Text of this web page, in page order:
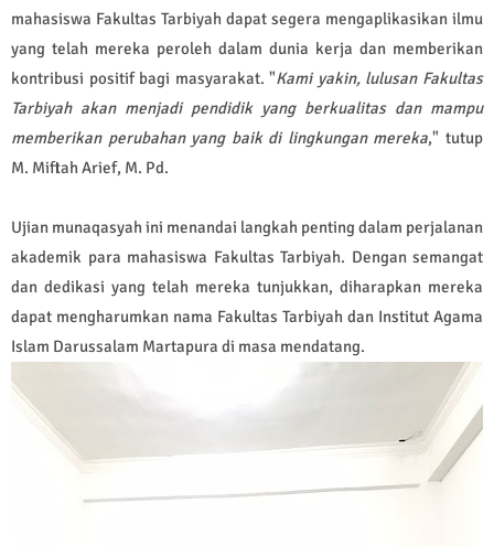
mahasiswa Fakultas Tarbiyah dapat segera mengaplikasikan ilmu
yang telah mereka peroleh dalam dunia kerja dan memberikan
kontribusi positif bagi masyarakat. "Kami yakin, lulusan Fakultas
Tarbiyah akan menjadi pendidik yang berkualitas dan mampu
memberikan perubahan yang baik di lingkungan mereka," tutup
M. Miftah Arief, M. Pd.
Ujian munaqasyah ini menandai langkah penting dalam perjalanan
akademik para mahasiswa Fakultas Tarbiyah. Dengan semangat
dan dedikasi yang telah mereka tunjukkan, diharapkan mereka
dapat mengharumkan nama Fakultas Tarbiyah dan Institut Agama
Islam Darussalam Martapura di masa mendatang.